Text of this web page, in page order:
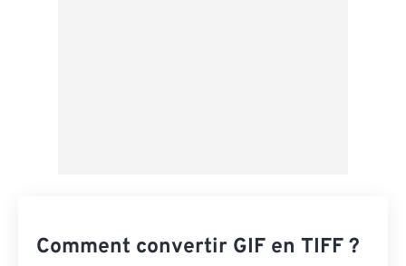
Comment convertir GIF en TIFF ?